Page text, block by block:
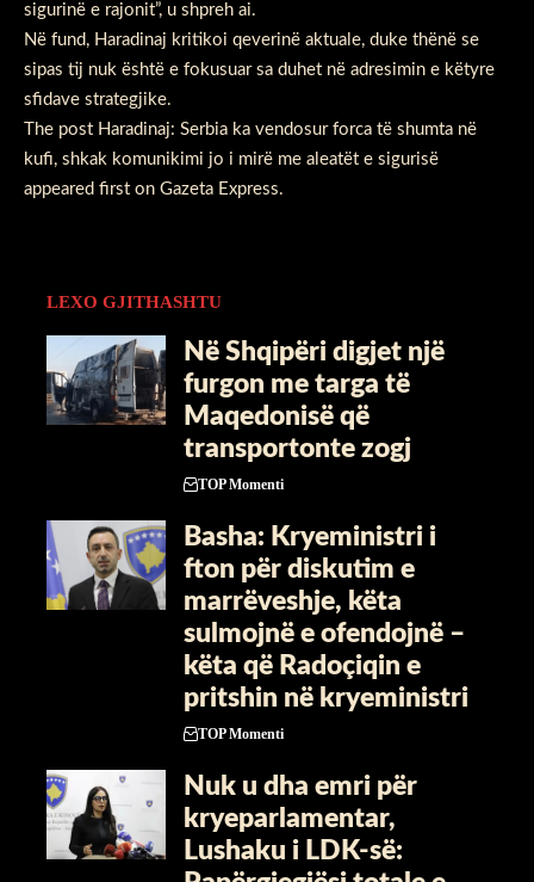
sigurinë e rajonit”, u shpreh ai.
Në fund, Haradinaj kritikoi qeverinë aktuale, duke thënë se
sipas tij nuk është e fokusuar sa duhet në adresimin e këtyre
sfidave strategjike.
The post Haradinaj: Serbia ka vendosur forca të shumta në
kufi, shkak komunikimi jo i mirë me aleatët e sigurisë
appeared first on Gazeta Express.
LEXO GJITHASHTU
Në Shqipëri digjet një
furgon me targa të
Maqedonisë që
transportonte zogj
TOP Momenti
Basha: Kryeministri i
fton për diskutim e
marrëveshje, këta
sulmojnë e ofendojnë –
këta që Radoçiqin e
pritshin në kryeministri
TOP Momenti
Nuk u dha emri për
kryeparlamentar,
Lushaku i LDK-së: